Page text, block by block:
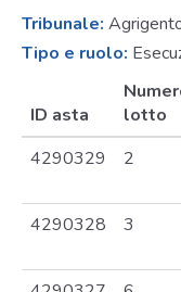
Tribunale:
Tipo e ruolo:
ID asta
lotto
4290329
2
4290328
3